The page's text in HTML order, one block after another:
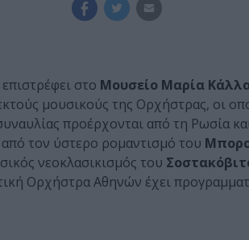
επιστρέφει στο Μουσείο Μαρία
μουσικούς της Ορχήστρας, οι
προέρχονται από τη Ρωσία
τον ύστερο ρομαντισμό του
νεοκλασικισμός του
Ορχήστρα Αθηνών έχει